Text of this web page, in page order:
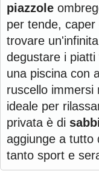
piazzole
per tende, caper
trovare
degustare i
una piscina con
ruscello immersi
ideale per
privata è di
aggiunge a tutto
tanto sport e